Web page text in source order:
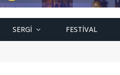
SERGI FESTIVAL